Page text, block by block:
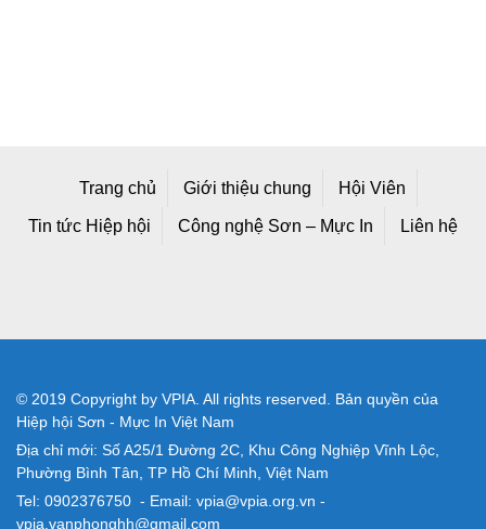
Trang chủ Giới thiệu chung Hội Viên
Tin tức Hiệp hội Công nghệ Sơn – Mực In Liên hệ
© 2019 Copyright by VPIA. All rights reserved. Bản quyền của
Hiệp hội Sơn - Mực In Việt Nam
Địa chỉ mới: Số A25/1 Đường 2C, Khu Công Nghiệp Vĩnh Lộc,
Phường Bình Tân, TP Hồ Chí Minh, Việt Nam
Tel: 0902376750 - Email: vpia@vpia.org.vn -
vpia.vanphonghh@gmail.com